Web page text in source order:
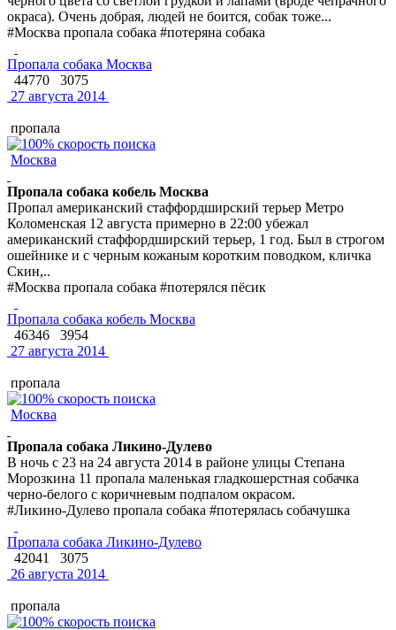
окраса). Очень добрая, людей не боится, собак тоже...
#Москва пропала собака #потеряна собака
Пропала собака Москва
44770
3075
27 августа 2014
пропала
Москва
Пропала собака кобель Москва
Пропал американский стаффордширский терьер Метро
Коломенская 12 августа примерно в 22:00 убежал
американский стаффордширский терьер, 1 год. Был в строгом
ошейнике и с черным кожаным коротким поводком, кличка
Скин,..
#Москва пропала собака #потерялся пёсик
Пропала собака кобель Москва
46346
3954
27 августа 2014
пропала
Москва
Пропала собака Ликино-Дулево
В ночь с 23 на 24 августа 2014 в районе улицы Степана
Морозкина 11 пропала маленькая гладкошерстная собачка
черно-белого с коричневым подпалом окрасом.
#Ликино-Дулево пропала собака #потерялась собачушка
Пропала собака Ликино-Дулево
42041
3075
26 августа 2014
пропала